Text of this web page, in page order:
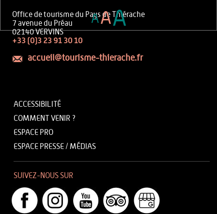
Office de tourisme du Pays de Thiérache
7 avenue du Préau
02140 VERVINS
+33 (0)3 23 91 30 10
accueil@tourisme-thierache.fr
ACCESSIBILITÉ
COMMENT VENIR ?
ESPACE PRO
ESPACE PRESSE / MÉDIAS
SUIVEZ-NOUS SUR
AAA